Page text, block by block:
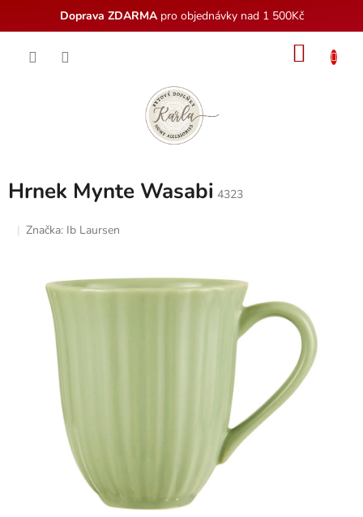
Doprava ZDARMApro objednávky nad 1 500Kč
Hrnek Mynte Wasabi 4323
Značka: Ib Laursen